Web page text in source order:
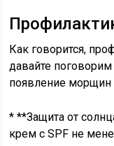
Как говорится,
давайте
появление морщин
* **Защита от
крем с SPF не